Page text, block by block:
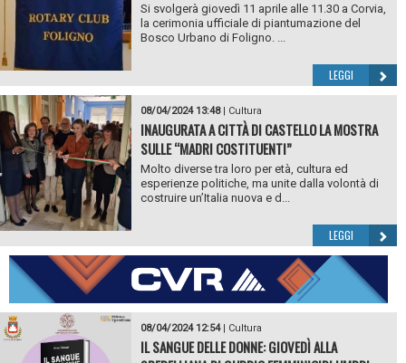
Si svolgerà giovedì 11 aprile alle 11.30 a Corvia,
la cerimonia ufficiale di piantumazione del
Bosco Urbano di Foligno. ...
LEGGI
08/04/2024 13:48| Cultura
INAUGURATA A CITTÀ DI CASTELLO LA MOSTRA
SULLE “MADRI COSTITUENTI”
Molto diverse tra loro per età, cultura ed
esperienze politiche, ma unite dalla volontà di
costruire un’Italia nuova e d...
LEGGI
08/04/2024 12:54| Cultura
IL SANGUE DELLE DONNE: GIOVEDÌ ALLA